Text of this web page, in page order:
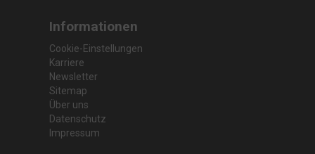
Informationen
Cookie-Einstellungen
Karriere
Newsletter
Sitemap
Über uns
Datenschutz
Impressum